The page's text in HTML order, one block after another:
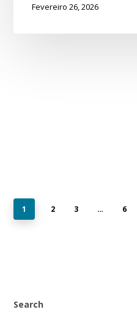
Fevereiro 26, 2026
1 2 3 … 6
Search